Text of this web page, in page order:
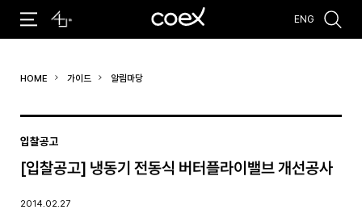
#코엑스 전시 #행사
ENG
HOME 가이드 알림마당
입찰공고
[입찰공고] 냉동기 전동식 버터플라이밸브 개선공사
2014.02.27